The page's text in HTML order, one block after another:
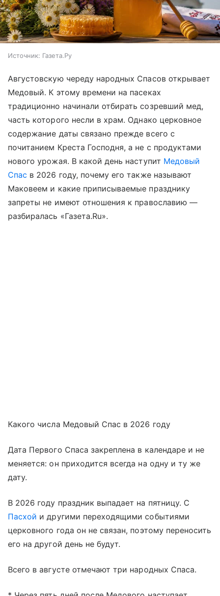
Источник: Газета.Ру
Августовскую череду народных Спасов открывает
Медовый. К этому времени на пасеках
традиционно начинали отбирать созревший мед,
часть которого несли в храм. Однако церковное
содержание даты связано прежде всего с
почитанием Креста Господня, а не с продуктами
нового урожая. В какой день наступит Медовый
Спас в 2026 году, почему его также называют
Маковеем и какие приписываемые празднику
запреты не имеют отношения к православию —
разбиралась «Газета.Ru».
Какого числа Медовый Спас в 2026 году
Дата Первого Спаса закреплена в календаре и не
меняется: он приходится всегда на одну и ту же
дату.
В 2026 году праздник выпадает на пятницу. С
Пасхой и другими переходящими событиями
церковного года он не связан, поэтому переносить
его на другой день не будут.
Всего в августе отмечают три народных Спаса.